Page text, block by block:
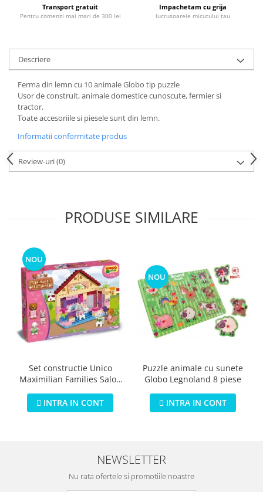
Transport gratuit
Pentru comenzi mai mari de 300 lei
Impachetam cu grija
lucrusoarele micutului tau
Descriere
Ferma din lemn cu 10 animale Globo tip puzzle
Usor de construit, animale domestice cunoscute, fermier si
tractor.
Toate accesoriile si piesele sunt din lemn.
Informatii conformitate produs
Review-uri(0)
PRODUSE SIMILARE
NOU
Set constructie Unico
Maximilian Families Salon
INTRA IN CONT
NOU
Puzzle animale cu sunete
Globo Legnoland 8 piese
INTRA IN CONT
NEWSLETTER
Nu rata ofertele si promotiile noastre